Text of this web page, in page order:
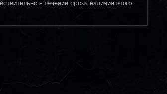
в течение срока наличия этого